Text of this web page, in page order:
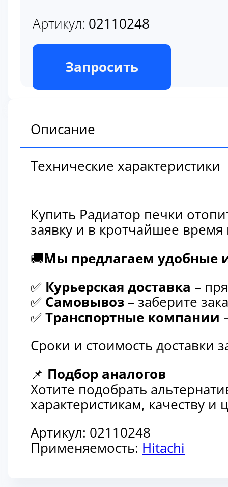
Артикул: 02110248
В наличии
Запросить
Описание
Технические характеристики
Купить Радиатор печки
заявку и в кротчайшее
🚚Мы предлагаем удобные
✅ Курьерская доставка –
✅ Самовывоз – заберите
✅ Транспортные компании
Сроки и стоимость доставки
📌 Подбор аналогов
Хотите подобрать
характеристикам, качеству
Артикул: 02110248
Применяемость: Hitachi